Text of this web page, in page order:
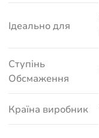
Ідеально для
Ступінь
Обсмаження
Країна виробник